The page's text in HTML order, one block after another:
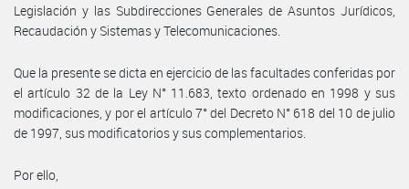
Legislación y las Subdirecciones Generales de Asuntos Jurídicos,
Recaudación y Sistemas y Telecomunicaciones.
Que la presente se dicta en ejercicio de las facultades conferidas por
el artículo 32 de la Ley N° 11.683, texto ordenado en 1998 y sus
modificaciones, y por el artículo 7° del Decreto N° 618 del 10 de julio
de 1997, sus modificatorios y sus complementarios.
Por ello,